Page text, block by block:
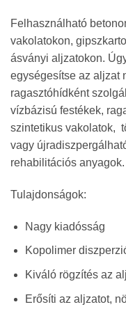
Felhasználható
vakolatokon,
ásványi aljzatokon.
egységesítse az aljzat
ragasztóhídként
vízbázisú festékek,
szintetikus vakolatok,
vagy
rehabilitációs
Tulajdonságok:
Nagy kiadósság
Kopolimer
Kiváló rögzítés az
Erősíti az aljzatot,